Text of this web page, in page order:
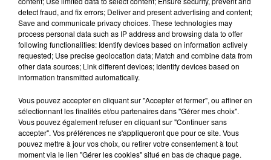
A LA UNE Voir plus
detect fraud, and fix errors; Deliver and present advertising and content;
Save and communicate privacy choices. These technologies may
process personal data such as IP address and browsing data to offer
following functionalities: Identify devices based on information actively
requested; Use precise geolocation data; Match and combine data from
other data sources; Link different devices; Identify devices based on
information transmitted automatically.
Vous pouvez accepter en cliquant sur "Accepter et fermer", ou affiner en
sélectionnant les finalités et/ou partenaires dans "Gérer mes choix".
Vous pouvez également refuser en cliquant sur "Continuer sans
accepter". Vos préférences ne s'appliqueront que pour ce site. Vous
pouvez mettre à jour vos choix, ou retirer votre consentement à tout
moment via le lien "Gérer les cookies" situé en bas de chaque page.